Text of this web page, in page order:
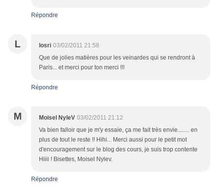
Répondre
L losri 03/02/2011 21:58
Que de jolies matières pour les veinardes qui se rendront à
Paris... et merci pour ton merci !!!
Répondre
M Moisel NyleV 03/02/2011 21:12
Va bien falloir que je m'y essaie, ça me fait très envie........ en
plus de tout le reste !! Hihi... Merci aussi pour le petit mot
d'encouragement sur le blog des cours, je suis trop contente
Hiiii ! Bisettes, Moisel Nylev.
Répondre